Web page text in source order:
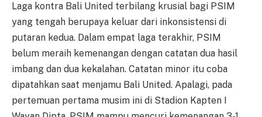
Laga kontra Bali United terbilang krusial bagi PSIM
yang tengah berupaya keluar dari inkonsistensi di
putaran kedua. Dalam empat laga terakhir, PSIM
belum meraih kemenangan dengan catatan dua hasil
imbang dan dua kekalahan. Catatan minor itu coba
dipatahkan saat menjamu Bali United. Apalagi, pada
pertemuan pertama musim ini di Stadion Kapten I